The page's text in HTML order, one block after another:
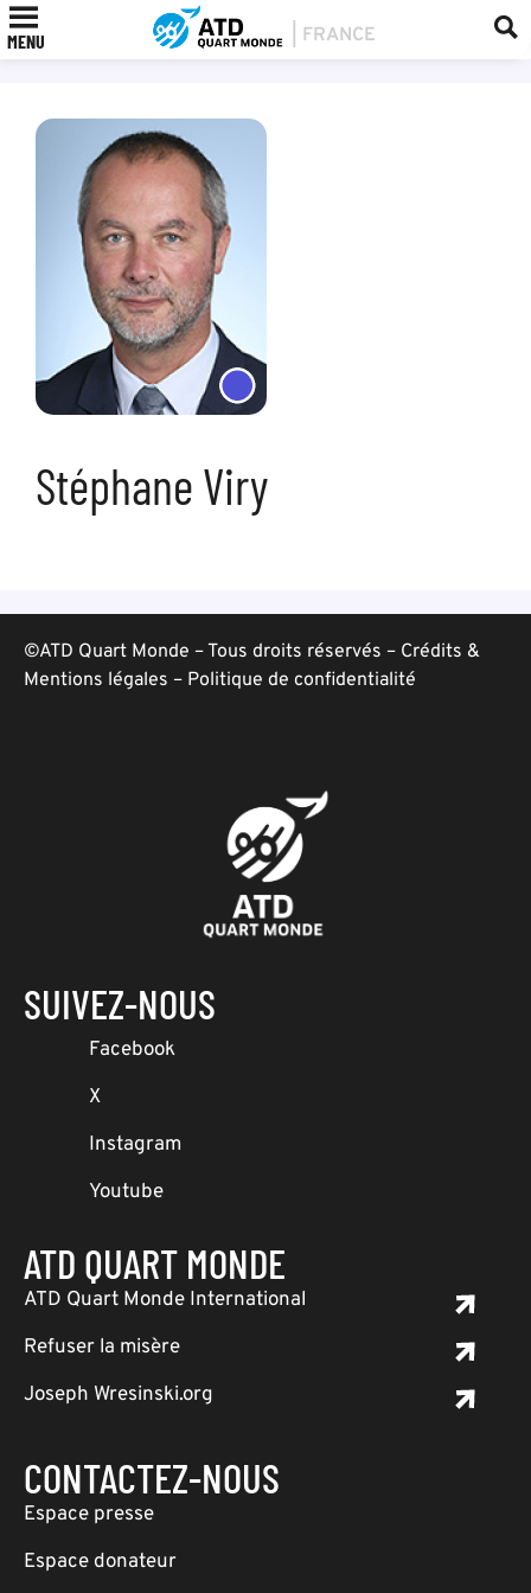
MENU
Stéphane Viry
©ATD Quart Monde – Tous droits réservés – Crédits &
Mentions légales – Politique de confidentialité
SUIVEZ-NOUS
Facebook
X
Instagram
Youtube
ATD QUART MONDE
ATD Quart Monde International
Refuser la misère
Joseph Wresinski.org
CONTACTEZ-NOUS
Espace presse
Espace donateur